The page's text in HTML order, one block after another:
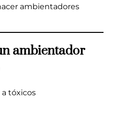
ambientadores
ambientador
tóxicos